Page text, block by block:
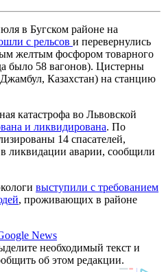
в Бугском районе на
с рельсов и перевернулись
желтым фосфором товарного
было 58 вагонов). Цистерны
Казахстан) на станцию
катастрофа во Львовской
и ликвидирована. По
14 спасателей,
ликвидации аварии, сообщили
выступили с требованием
, проживающих в районе
News
необходимый текст и
об этом редакции.